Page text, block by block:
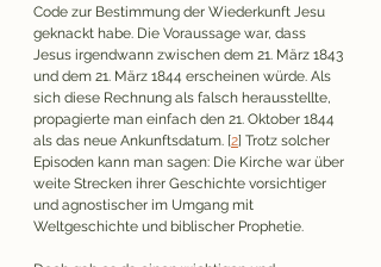
Code zur Bestimmung der Wiederkunft Jesu
geknackt habe. Die Voraussage war, dass
Jesus irgendwann zwischen dem 21. März 1843
und dem 21. März 1844 erscheinen würde. Als
sich diese Rechnung als falsch herausstellte,
propagierte man einfach den 21. Oktober 1844
als das neue Ankunftsdatum. [2] Trotz solcher
Episoden kann man sagen: Die Kirche war über
weite Strecken ihrer Geschichte vorsichtiger
und agnostischer im Umgang mit
Weltgeschichte und biblischer Prophetie.